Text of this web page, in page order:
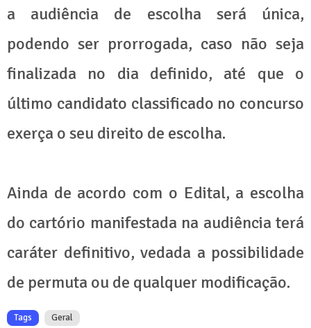
a audiência de escolha será única,
podendo ser prorrogada, caso não seja
finalizada no dia definido, até que o
último candidato classificado no concurso
exerça o seu direito de escolha.
Ainda de acordo com o Edital, a escolha
do cartório manifestada na audiência terá
caráter definitivo, vedada a possibilidade
de permuta ou de qualquer modificação.
Tags Geral